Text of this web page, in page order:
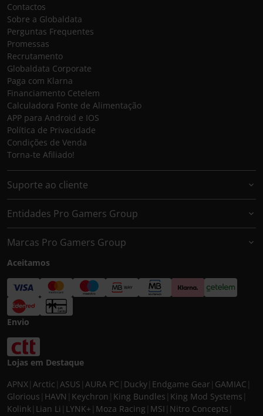
Contactos
Sobre a Globaldata
Perguntas Frequentes
Promessas
Recrutamento
Globaldata Corporate
Paga com Klarna
Financiamento Cetelem
Calculadora Fonte de Alimentação
APP para Android e IOS
Política de Privacidade
Condições de Venda
Torna-te Afiliado!
Suporte ao cliente
Entidades Pro Gamers Group
Marcas Pro Gamers Group
Aceitamos
Envio
Lojas em Destaque
APNX Arctic ASUS AURA PC Ducky Endgame Gear GAMIAC
Glorious HAVN Keychron King Bundles King Mod Systems
Kolink Lian Li LYNK+ Moza Racing MSI Nitro Concepts